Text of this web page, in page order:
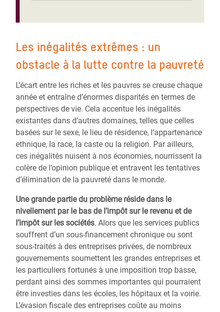
Les inégalités extrêmes : un
obstacle à la lutte contre la pauvreté
L’écart entre les riches et les pauvres se creuse chaque
année et entraîne d’énormes disparités en termes de
perspectives de vie. Cela accentue les inégalités
existantes dans d’autres domaines, telles que celles
basées sur le sexe, le lieu de résidence, l’appartenance
ethnique, la race, la caste ou la religion. Par ailleurs,
ces inégalités nuisent à nos économies, nourrissent la
colère de l’opinion publique et entravent les tentatives
d’élimination de la pauvreté dans le monde.
Une grande partie du problème réside dans le
nivellement par le bas de l’impôt sur le revenu et de
l’impôt sur les sociétés. Alors que les services publics
souffrent d’un sous-financement chronique ou sont
sous-traités à des entreprises privées, de nombreux
gouvernements soumettent les grandes entreprises et
les particuliers fortunés à une imposition trop basse,
perdant ainsi des sommes importantes qui pourraient
être investies dans les écoles, les hôpitaux et la voirie.
L’évasion fiscale des entreprises coûte au moins